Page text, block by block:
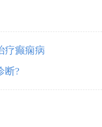
疗癫痫病
断?